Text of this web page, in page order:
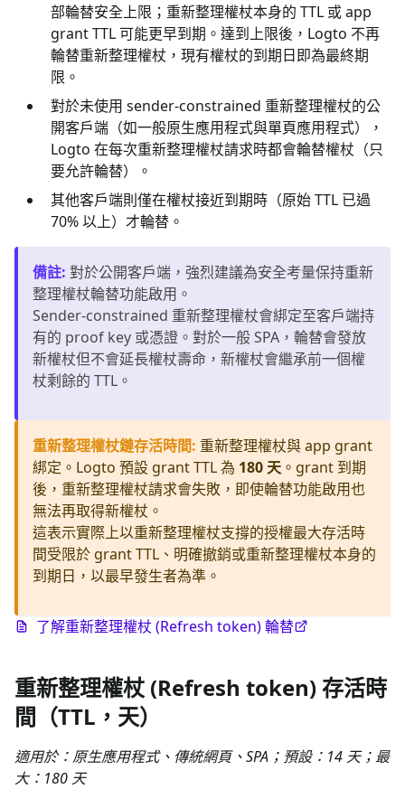
部輪替安全上限；重新整理權杖本身的 TTL 或 app
grant TTL 可能更早到期。達到上限後，Logto 不再
輪替重新整理權杖，現有權杖的到期日即為最終期
限。
對於未使用 sender-constrained 重新整理權杖的公
開客戶端（如一般原生應用程式與單頁應用程式），
Logto 在每次重新整理權杖請求時都會輪替權杖（只
要允許輪替）。
其他客戶端則僅在權杖接近到期時（原始 TTL 已過
70% 以上）才輪替。
備註: 對於公開客戶端，強烈建議為安全考量保持重新
整理權杖輪替功能啟用。
Sender-constrained 重新整理權杖會綁定至客戶端持
有的 proof key 或憑證。對於一般 SPA，輪替會發放
新權杖但不會延長權杖壽命，新權杖會繼承前一個權
杖剩餘的 TTL。
重新整理權杖鏈存活時間: 重新整理權杖與 app grant
綁定。Logto 預設 grant TTL 為 180 天 。grant 到期
後，重新整理權杖請求會失敗，即使輪替功能啟用也
無法再取得新權杖。
這表示實際上以重新整理權杖支撐的授權最大存活時
間受限於 grant TTL、明確撤銷或重新整理權杖本身的
到期日，以最早發生者為準。
了解重新整理權杖 (Refresh token) 輪替
重新整理權杖 (Refresh token) 存活時
間（TTL，天）
適用於：原生應用程式、傳統網頁、SPA；預設：14 天；最
大：180 天